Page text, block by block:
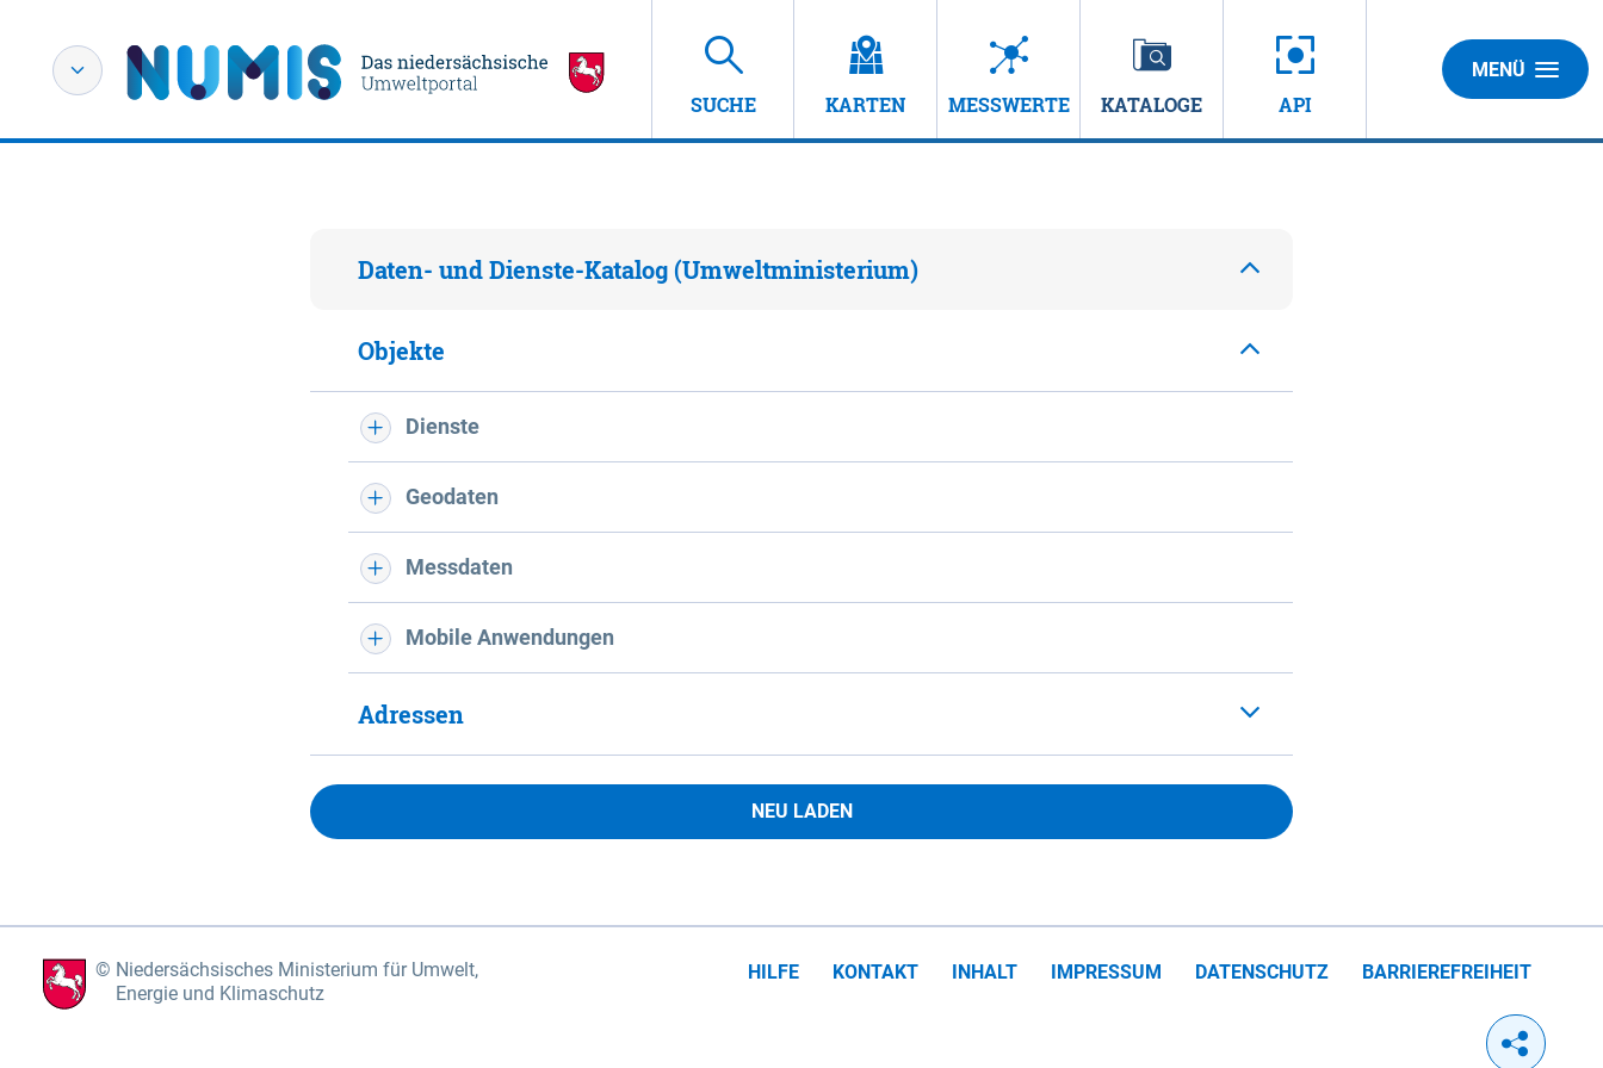
SUCHE KARTEN MESSWERTE KATALOGE API
MENÜ
Daten- und Dienste-Katalog (Umweltministerium)
Objekte
Dienste
Geodaten
Messdaten
Mobile Anwendungen
Adressen
NEU LADEN
Niedersächsisches Ministerium für Umwelt,
Energie und Klimaschutz
HILFE KONTAKT INHALT IMPRESSUM DATENSCHUTZ BARRIEREFREIHEIT